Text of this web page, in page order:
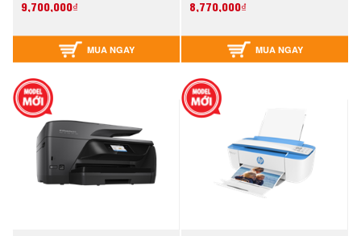
9,700,000₫
MUA NGAY
8,770,000₫
MUA NGAY